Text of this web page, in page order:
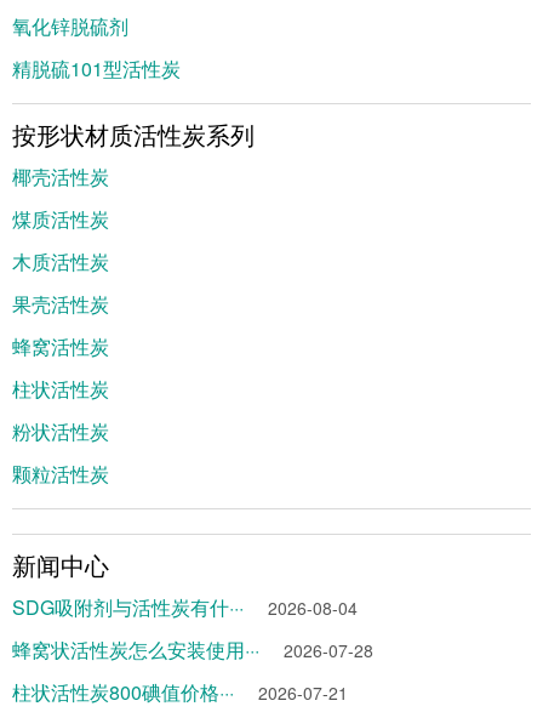
氧化锌脱硫剂
精脱硫101型活性炭
按形状材质活性炭系列
椰壳活性炭
煤质活性炭
木质活性炭
果壳活性炭
蜂窝活性炭
柱状活性炭
粉状活性炭
颗粒活性炭
新闻中心
SDG吸附剂与活性炭有什··· 2026-08-04
蜂窝状活性炭怎么安装使用··· 2026-07-28
柱状活性炭800碘值价格··· 2026-07-21